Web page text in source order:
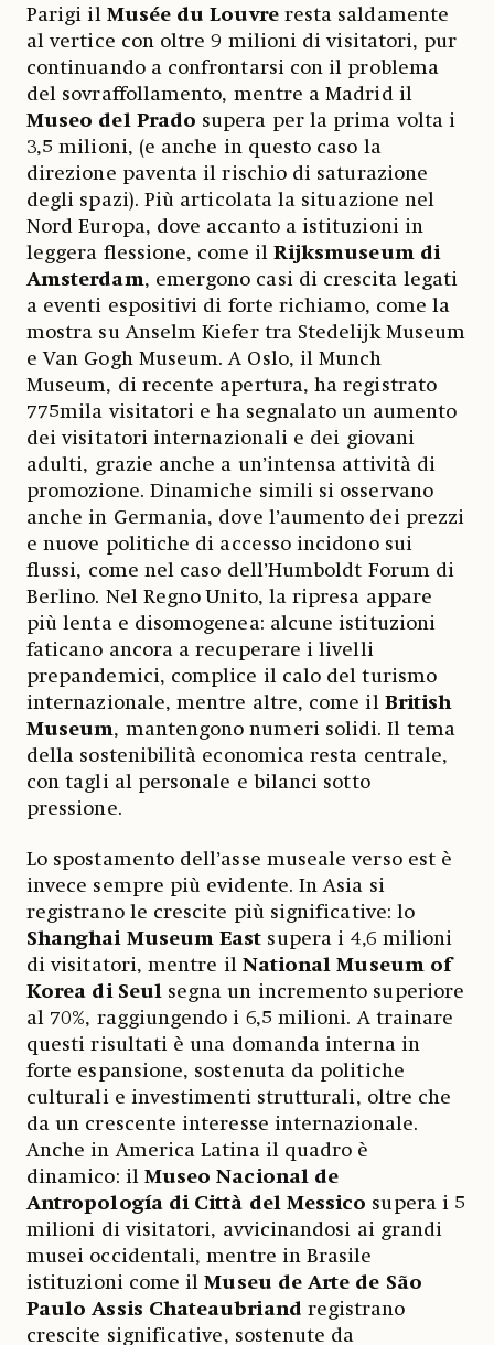
Parigi il Musée du Louvreresta saldamente
al vertice con oltre 9 milioni di visitatori, pur
continuando a confrontarsi con il problema
del sovraffollamento, mentre a Madrid il
Museo del Prado supera per la prima volta i
3,5 milioni, (e anche in questo caso la
direzione paventa il rischio di saturazione
degli spazi). Più articolata la situazione nel
Nord Europa, dove accanto a istituzioni in
leggera flessione, come il Rijksmuseum di
Amsterdam, emergono casi di crescita legati
a eventi espositivi di forte richiamo, come la
mostra su Anselm Kiefer tra Stedelijk Museum
e Van Gogh Museum. A Oslo, il Munch
Museum, di recente apertura, ha registrato
775mila visitatori e ha segnalato un aumento
dei visitatori internazionali e dei giovani
adulti, grazie anche a un’intensa attività di
promozione. Dinamiche simili si osservano
anche in Germania, dove l’aumento dei prezzi
e nuove politiche di accesso incidono sui
flussi, come nel caso dell’Humboldt Forum di
Berlino. Nel Regno Unito, la ripresa appare
più lenta e disomogenea: alcune istituzioni
faticano ancora a recuperare i livelli
prepandemici, complice il calo del turismo
internazionale, mentre altre, come il British
Museum, mantengono numeri solidi. Il tema
della sostenibilità economica resta centrale,
con tagli al personale e bilanci sotto
pressione.
Lo spostamento dell’asse museale verso est è
invece sempre più evidente. In Asia si
registrano le crescite più significative: lo
Shanghai Museum East supera i 4,6 milioni
di visitatori, mentre il National Museum of
Korea di Seulsegna un incremento superiore
al 70%, raggiungendo i 6,5 milioni. A trainare
questi risultati è una domanda interna in
forte espansione, sostenuta da politiche
culturali e investimenti strutturali, oltre che
da un crescente interesse internazionale.
Anche in America Latina il quadro è
dinamico: il Museo Nacional de
Antropología di Città del Messico supera i 5
milioni di visitatori, avvicinandosi ai grandi
musei occidentali, mentre in Brasile
istituzioni come ilMuseu de Arte de São
Paulo Assis Chateaubriand registrano
crescite significative, sostenute da